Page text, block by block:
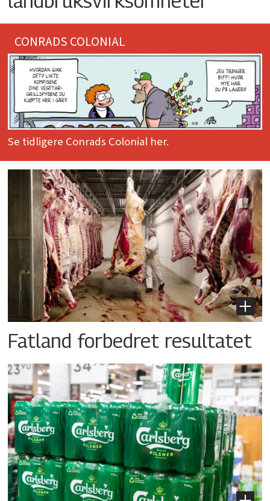
CONRADS COLONIAL
Se tidligere Conrads Colonial her.
Fatland forbedret resultatet